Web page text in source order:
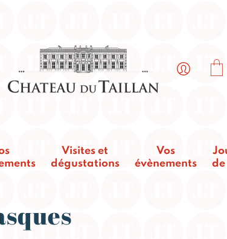
Visites et
dégustations
Vos
évènements
de